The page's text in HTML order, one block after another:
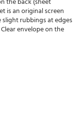
is an original screen
slight rubbings at edges
envelope on the